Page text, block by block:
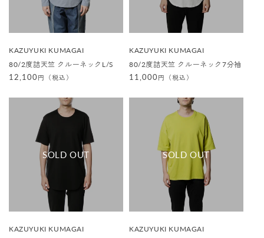
販
元
:
KAZUYUKI KUMAGAI
80/2度詰天竺 クルーネックL/S
通
価
12,100円（税込）
販
元
:
KAZUYUKI KUMAGAI
80/2度詰天竺 クルーネック7分袖
通
価
11,000円（税込）
販
KAZUYUKI KUMAGAI
販
KAZUYUKI KUMAGAI